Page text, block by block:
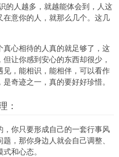
的人越多，就越能体会到，人这
意你的人，就那么几个。这几
真心相待的人真的就足够了，这
让你感到安心的东西却很少，
，能相识，能相伴，可以看作
奇迹之一，真的要好好珍惜。
：
你只要形成自己的一套行事风
，那你身边人就会自己调整、
和心态。